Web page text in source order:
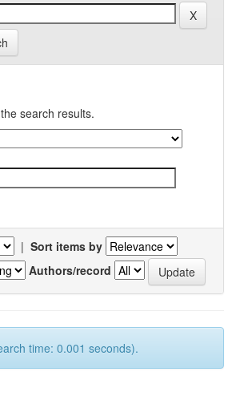
search results.
| Sort items by
Authors/record
time: 0.001 seconds).